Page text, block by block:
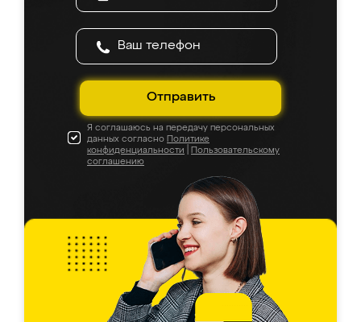
Отправить
Я соглашаюсь на передачу персональных
данных согласно Политике
конфиденциальности
Пользовательскому
соглашению